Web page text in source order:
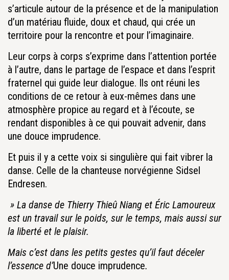
s’articule autour de la présence et de la manipulation
d’un matériau fluide, doux et chaud, qui crée un
territoire pour la rencontre et pour l’imaginaire.
Leur corps à corps s’exprime dans l’attention portée
à l’autre, dans le partage de l’espace et dans l’esprit
fraternel qui guide leur dialogue. Ils ont réuni les
conditions de ce retour à eux-mêmes dans une
atmosphère propice au regard et à l’écoute, se
rendant disponibles à ce qui pouvait advenir, dans
une douce imprudence.
Et puis il y a cette voix si singulière qui fait vibrer la
danse. Celle de la chanteuse norvégienne Sidsel
Endresen.
» La danse de Thierry Thieû Niang et Éric Lamoureux
est un travail sur le poids, sur le temps, mais aussi sur
la liberté et le plaisir.
Mais c’est dans les petits gestes qu’il faut déceler
l’essence d’Une douce imprudence.